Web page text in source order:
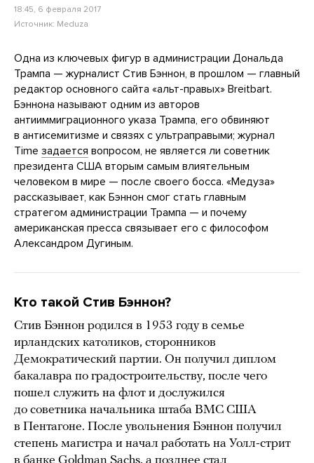
18:45, 6 февраля 2017
Источник: Meduza
Одна из ключевых фигур в администрации Дональда
Трампа — журналист Стив Бэннон, в прошлом — главный
редактор основного сайта «альт-правых» Breitbart.
Бэннона называют одним из авторов
антииммиграционного указа Трампа, его обвиняют
в антисемитизме и связях с ультраправыми; журнал
Time задается вопросом, не является ли советник
президента США вторым самым влиятельным
человеком в мире — после своего босса. «Медуза»
рассказывает, как Бэннон смог стать главным
стратегом администрации Трампа — и почему
американская пресса связывает его с философом
Александром Дугиным.
Кто такой Стив Бэннон?
Стив Бэннон родился в 1953 году в семье
ирландских католиков, сторонников
Демократический партии. Он получил диплом
бакалавра по градостроительству, после чего
пошел служить на флот и дослужился
до советника начальника штаба ВМС США
в Пентагоне. После увольнения Бэннон получил
степень магистра и начал работать на Уолл-стрит